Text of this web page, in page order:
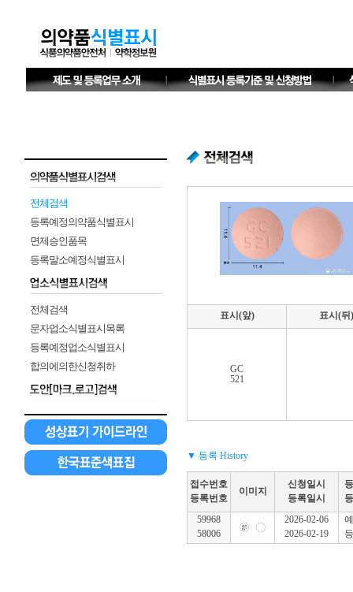
전체검색
등록예정의약품식별표시
면제승인품목
등록말소예정식별표시
전체검색
문자업소식별표시목록
등록예정업소식별표시
합의에의한신청취하
표시(앞) 표시(뒤)
GC
521
▼ 등록 History
접수번호
등록번호
이미지
신청일시
등록일시
59968
58006
2026-02-06
2026-02-19